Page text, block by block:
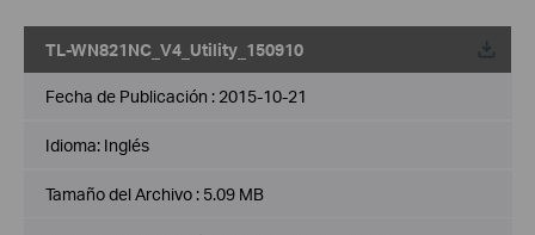
TL-WN821NC_V4_Utility_150910
Fecha de Publicación : 2015-10-21
Idioma: Inglés
Tamaño del Archivo : 5.09 MB